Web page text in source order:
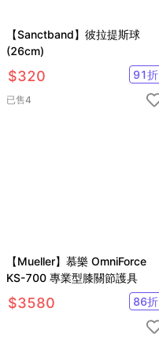
【Sanctband】彼拉提斯球
(26cm)
$320 91折
已售4
【Mueller】慕樂 OmniForce
KS-700 專業型膝關節護具
$3580 86折